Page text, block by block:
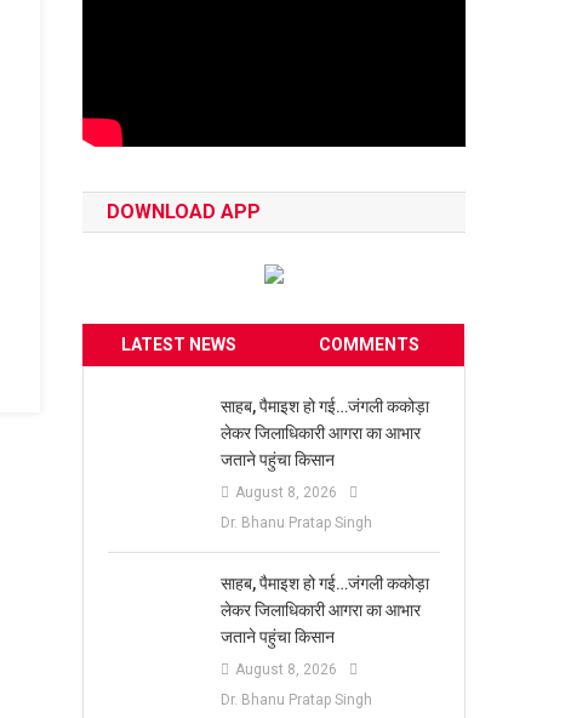
DOWNLOAD APP
LATEST NEWS COMMENTS
साहब, पैमाइश हो गई…जंगली ककोड़ा
लेकर जिलाधिकारी आगरा का आभार
जताने पहुंचा किसान
August 8, 2026
Dr. Bhanu Pratap Singh
साहब, पैमाइश हो गई…जंगली ककोड़ा
लेकर जिलाधिकारी आगरा का आभार
जताने पहुंचा किसान
August 8, 2026
Dr. Bhanu Pratap Singh